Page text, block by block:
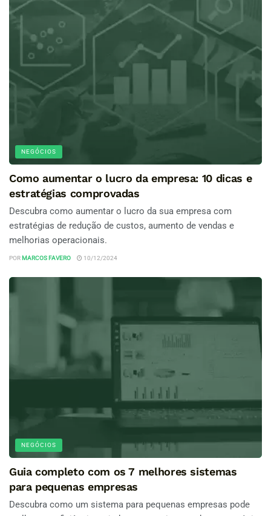
NEGÓCIOS
Como aumentar o lucro da empresa: 10 dicas e
estratégias comprovadas
Descubra como aumentar o lucro da sua empresa com
estratégias de redução de custos, aumento de vendas e
melhorias operacionais.
POR MARCOS FAVERO 10/12/2024
NEGÓCIOS
Guia completo com os 7 melhores sistemas
para pequenas empresas
Descubra como um sistema para pequenas empresas pode